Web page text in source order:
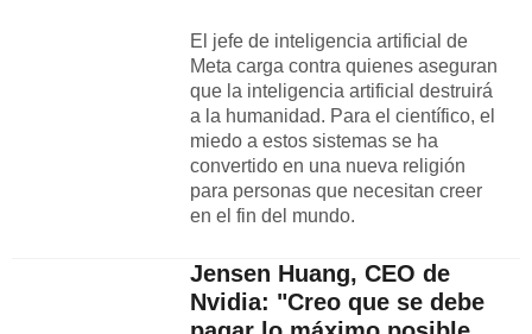
El jefe de inteligencia artificial de
Meta carga contra quienes aseguran
que la inteligencia artificial destruirá
a la humanidad. Para el científico, el
miedo a estos sistemas se ha
convertido en una nueva religión
para personas que necesitan creer
en el fin del mundo.
Jensen Huang, CEO de
Nvidia: "Creo que se debe